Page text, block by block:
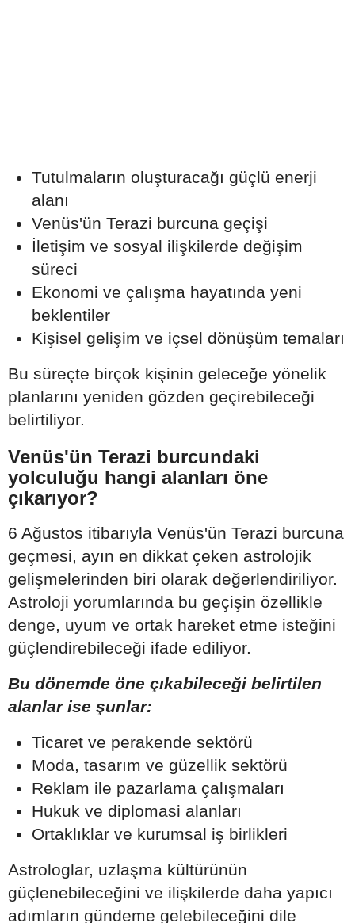
Tutulmaların oluşturacağı güçlü enerji
alanı
Venüs'ün Terazi burcuna geçişi
İletişim ve sosyal ilişkilerde değişim
süreci
Ekonomi ve çalışma hayatında yeni
beklentiler
Kişisel gelişim ve içsel dönüşüm temaları
Bu süreçte birçok kişinin geleceğe yönelik
planlarını yeniden gözden geçirebileceği
belirtiliyor.
Venüs'ün Terazi burcundaki
yolculuğu hangi alanları öne
çıkarıyor?
6 Ağustos itibarıyla Venüs'ün Terazi burcuna
geçmesi, ayın en dikkat çeken astrolojik
gelişmelerinden biri olarak değerlendiriliyor.
Astroloji yorumlarında bu geçişin özellikle
denge, uyum ve ortak hareket etme isteğini
güçlendirebileceği ifade ediliyor.
Bu dönemde öne çıkabileceği belirtilen
alanlar ise şunlar:
Ticaret ve perakende sektörü
Moda, tasarım ve güzellik sektörü
Reklam ile pazarlama çalışmaları
Hukuk ve diplomasi alanları
Ortaklıklar ve kurumsal iş birlikleri
Astrologlar, uzlaşma kültürünün
güçlenebileceğini ve ilişkilerde daha yapıcı
adımların gündeme gelebileceğini dile